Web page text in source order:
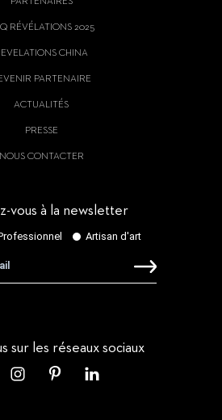
RÉVÉLATIONS 2025
CHINA
PARTENAIRE
ACTUALITÉS
PRESSE
NOUS CONTACTER
vous à la newsletter
sur les réseaux sociaux